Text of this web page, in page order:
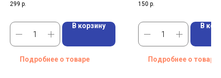
299 р.
В корзину
Подробнее о товаре
150 р.
В
Подробнее о товаре